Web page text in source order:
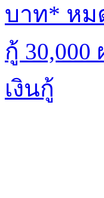
บาท* หม
กู้
เงินกู้